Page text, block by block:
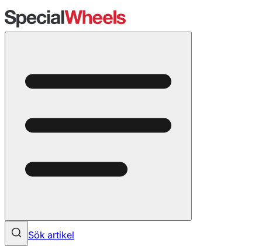
Sök artikel